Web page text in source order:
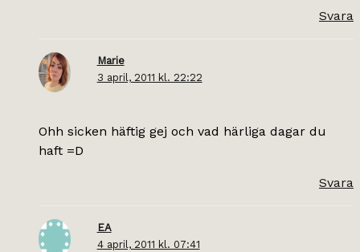
Svara
Marie
3 april, 2011 kl. 22:22
Ohh sicken häftig gej och vad härliga dagar du
haft =D
Svara
EA
4 april, 2011 kl. 07:41